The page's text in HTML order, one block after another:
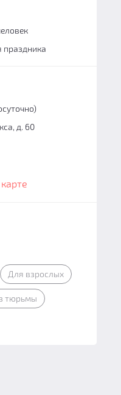
праздника
д. 60
Для взрослых
тюрьмы